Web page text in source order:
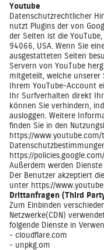
Youtube
Datenschutzrechtlicher
nutzt Plugins der von
der Seiten ist die
94066, USA. Wenn Sie
ausgestatteten Seiten
Servern von YouTube
mitgeteilt, welche unserer
Ihrem YouTube-Account
Ihr Surfverhalten direkt
können Sie verhindern,
ausloggen. Weitere
finden Sie in den
https://
https://
Außerdem werden
Der Benutzer akzeptiert
unter https://
Drittanfragen (Third
Zum Einbinden
Netzwerke(CDN)
folgende Dienste in
- cloudflare.com
- unpkg.om